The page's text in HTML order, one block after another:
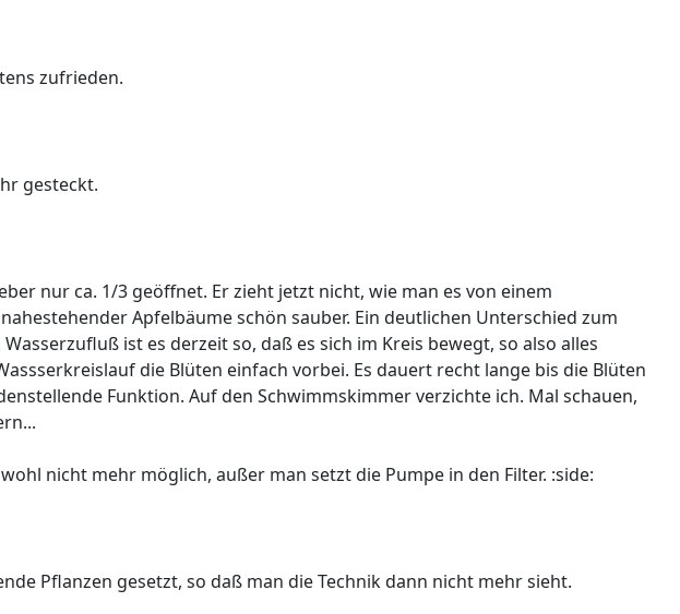
zufrieden.
gesteckt.
nur ca. 1/3 geöffnet. Er zieht jetzt nicht, wie man es von einem
Apfelbäume schön sauber. Ein deutlichen Unterschied zum
ist es derzeit so, daß es sich im Kreis bewegt, so also alles
die Blüten einfach vorbei. Es dauert recht lange bis die Blüten
Funktion. Auf den Schwimmskimmer verzichte ich. Mal schauen,
nicht mehr möglich, außer man setzt die Pumpe in den Filter. :side:
Pflanzen gesetzt, so daß man die Technik dann nicht mehr sieht.